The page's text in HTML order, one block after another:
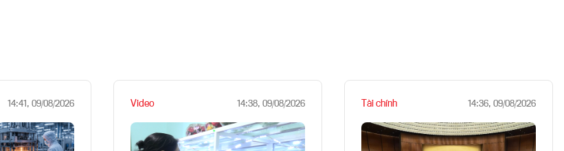
14:41, 09/08/2026 Video 14:38, 09/08/2026 Tài chính 14:36, 09/08/2026